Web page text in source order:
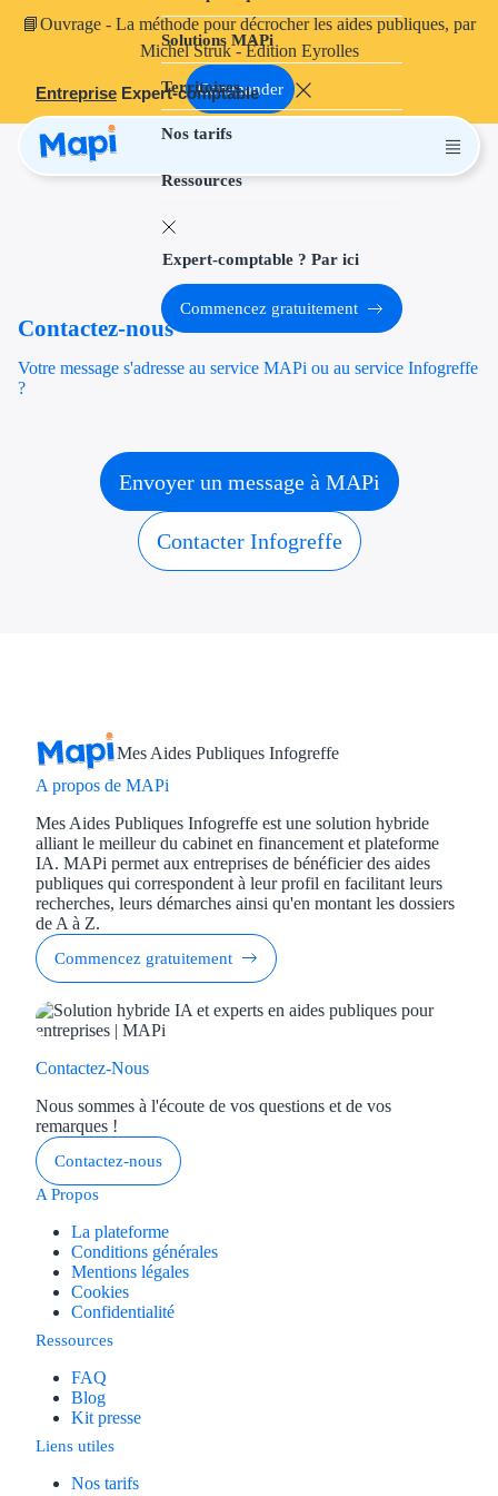
📘Ouvrage - La méthode pour décrocher les aides publiques, par
Michel Struk - Édition Eyrolles
Commander
Entreprise Expert-comptable
Solutions MAPi
Territoires
Nos tarifs
Ressources
Projets finançables
Aides à
Aides
Thématiques
Financement
Transition
Transition
Type de financements
Aides sans
Concours
Expert-comptable ? Par ici
Commencez gratuitement
Contactez-nous
Votre message s'adresse au service MAPi ou au service Infogreffe
?
Envoyer un message à MAPi
Contacter Infogreffe
Mes Aides Publiques Infogreffe
A propos de MAPi
Mes Aides Publiques Infogreffe est une solution hybride
alliant le meilleur du cabinet en financement et plateforme
IA. MAPi permet aux entreprises de bénéficier des aides
publiques qui correspondent à leur profil en facilitant leurs
recherches, leurs démarches ainsi qu'en montant les dossiers
de A à Z.
Commencez gratuitement
Contactez-Nous
Nous sommes à l'écoute de vos questions et de vos
remarques !
Contactez-nous
A Propos
La plateforme
Conditions générales
Mentions légales
Cookies
Confidentialité
Ressources
FAQ
Blog
Kit presse
Liens utiles
Nos tarifs